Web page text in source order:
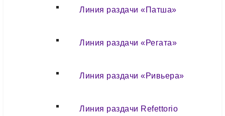
Линия раздачи «Патша»
Линия раздачи «Регата»
Линия раздачи «Ривьера»
Линия раздачи Refettorio